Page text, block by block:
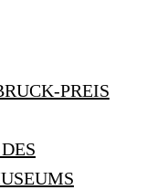
PREIS